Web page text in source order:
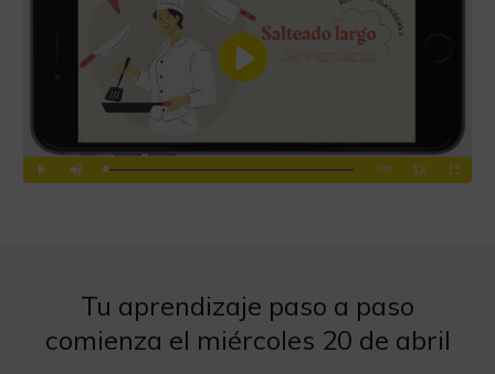
Tu aprendizaje paso a paso
comienza el miércoles 20 de abril